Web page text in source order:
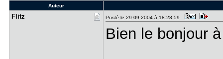
Auteur
Flitz Posté le 29-09-2004 à 18:28:59
Bien le bonjour